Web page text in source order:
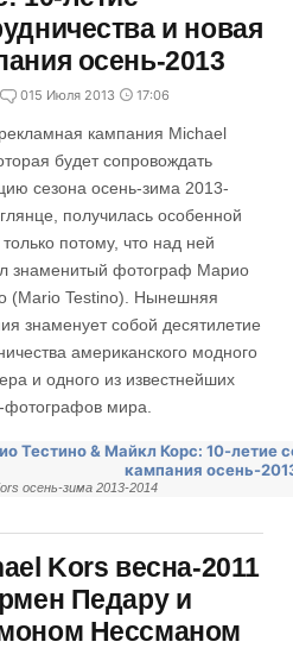
и новая
осень-2013
015 Июля 2013 17:06
кампания Michael
будет сопровождать
сезона осень-зима 2013-
получилась особенной
потому, что над ней
знаменитый фотограф Марио
(Mario Testino). Нынешняя
знаменует собой десятилетие
американского модного
и одного из известнейших
фотографов мира.
осень-зима 2013-2014
Kors весна-2011
Педару и
Нессманом